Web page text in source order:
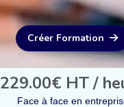
Créer Formation
229.00€ HT /
Face à face en